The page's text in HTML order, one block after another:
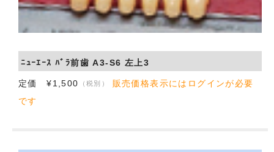
会社概要
お問い合わせ
ﾆｭｰｴｰｽ ﾊﾞﾗ前歯 A3-S6 左上3
定価 ¥1,500 （税別）
販売価格表示にはログインが必要
です